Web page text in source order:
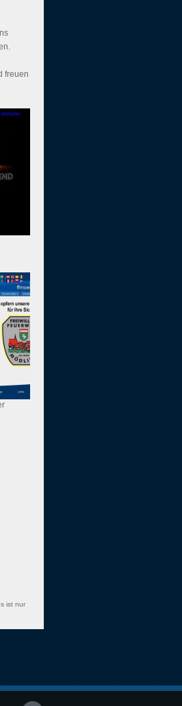
freuen
ist nur